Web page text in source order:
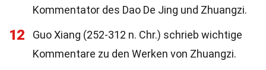
Kommentator des Dao De Jing und Zhuangzi.
12
Guo Xiang (252-312 n. Chr.) schrieb wichtige
Kommentare zu den Werken von Zhuangzi.